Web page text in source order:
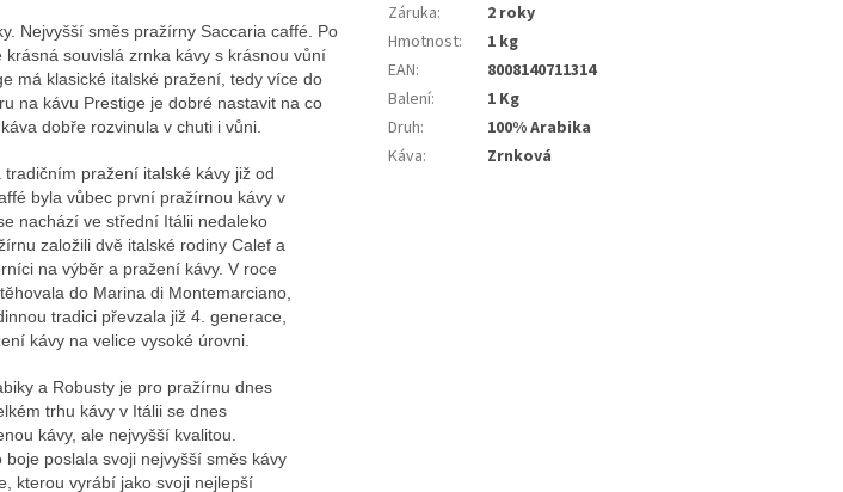
Nejvyšší směs pražírny Saccaria caffé. Po
souvislá zrnka kávy s krásnou vůní
má klasické italské pražení, tedy více do
na kávu Prestige je dobré nastavit na co
dobře rozvinula v chuti i vůni.
pražení italské kávy již od
byla vůbec první pražírnou kávy v
nachází ve střední Itálii nedaleko
založili dvě italské rodiny Calef a
na výběr a pražení kávy. V roce
do Marina di Montemarciano,
tradici převzala již 4. generace,
kávy na velice vysoké úrovni.
a Robusty je pro pražírnu dnes
trhu kávy v Itálii se dnes
kávy, ale nejvyšší kvalitou.
boje poslala svoji nejvyšší směs kávy
kterou vyrábí jako svoji nejlepší
Záruka:
2 roky
Hmotnost:
1 kg
EAN:
8008140711314
Balení:
1 Kg
Druh:
100% Arabika
Káva: Zrnková